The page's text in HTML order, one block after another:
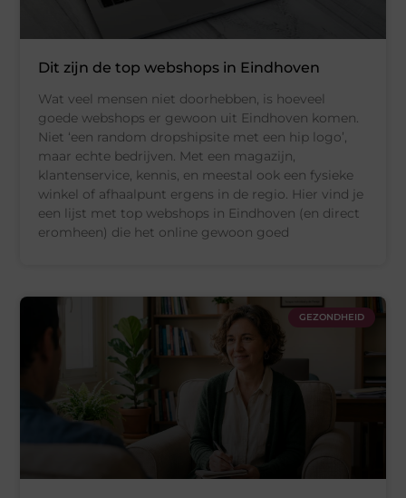
Dit zijn de top webshops in Eindhoven
Wat veel mensen niet doorhebben, is hoeveel
goede webshops er gewoon uit Eindhoven komen.
Niet ‘een random dropshipsite met een hip logo’,
maar echte bedrijven. Met een magazijn,
klantenservice, kennis, en meestal ook een fysieke
winkel of afhaalpunt ergens in de regio. Hier vind je
een lijst met top webshops in Eindhoven (en direct
eromheen) die het online gewoon goed
GEZONDHEID